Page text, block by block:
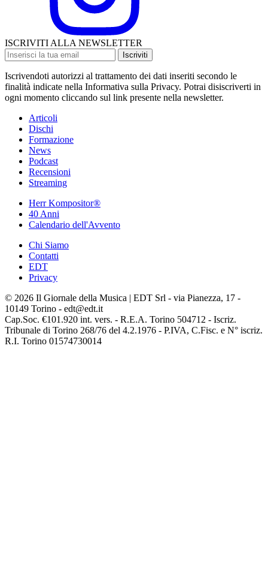
ISCRIVITI ALLA NEWSLETTER
Iscriviti
Iscrivendoti autorizzi al trattamento dei dati inseriti secondo le
finalità indicate nella Informativa sulla Privacy. Potrai disiscriverti in
ogni momento cliccando sul link presente nella newsletter.
Articoli
Dischi
Formazione
News
Podcast
Recensioni
Streaming
Herr Kompositor®
40 Anni
Calendario dell'Avvento
Chi Siamo
Contatti
EDT
Privacy
© 2026 Il Giornale della Musica | EDT Srl - via Pianezza, 17 -
10149 Torino - edt@edt.it
Cap.Soc. €101.920 int. vers. - R.E.A. Torino 504712 - Iscriz.
Tribunale di Torino 268/76 del 4.2.1976 - P.IVA, C.Fisc. e N° iscriz.
R.I. Torino 01574730014